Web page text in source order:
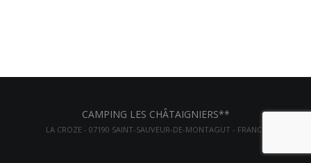
CAMPING LES CHÂTAIGNIERS**
LA CROZE - 07190 SAINT-SAUVEUR-DE-MONTAGUT - FRANCE